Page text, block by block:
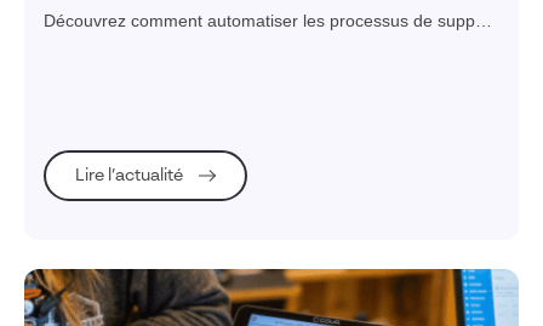
pour plus d’efficacité
Découvrez comment automatiser les processus de support
Lire l’actualité